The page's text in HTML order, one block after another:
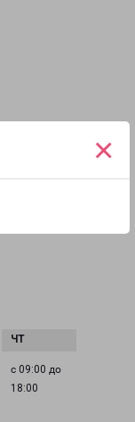
×
с 09:00 до
18:00